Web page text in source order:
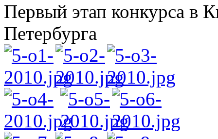
Первый этап конкурса в
Петербурга